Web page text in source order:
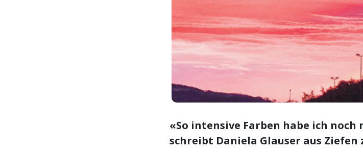
«So intensive Farben habe ich noch
schreibt Daniela Glauser aus